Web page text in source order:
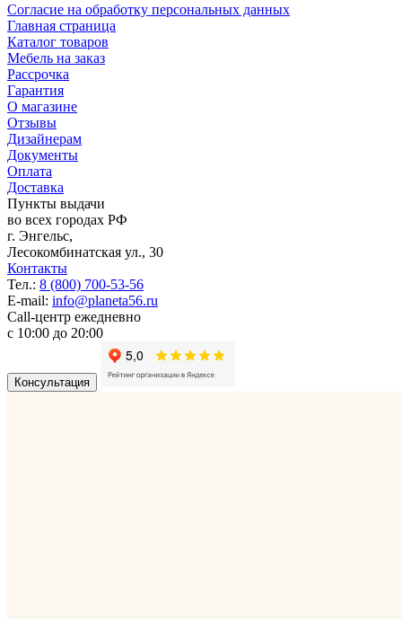
Согласие на обработку персональных данных
Главная страница
Каталог товаров
Мебель на заказ
Рассрочка
Гарантия
О магазине
Отзывы
Дизайнерам
Документы
Оплата
Доставка
Пункты выдачи
во всех городах РФ
г. Энгельс,
Лесокомбинатская ул., 30
Контакты
Тел.: 8 (800) 700-53-56
E-mail: info@planeta56.ru
Call-центр ежедневно
с 10:00 до 20:00
Консультация